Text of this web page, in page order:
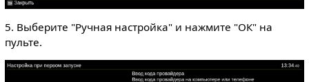
5. Выберите "Ручная настройка" и нажмите "ОК" на
пульте.